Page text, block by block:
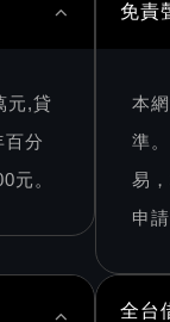
元,貸
分
元。
免責
本
準
易
申
全台